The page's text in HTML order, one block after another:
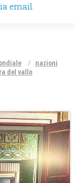
email.
nazioni
del vallo